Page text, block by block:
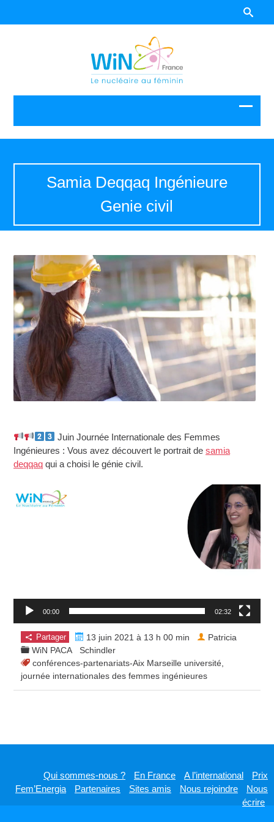
Samia Deqqaq Ingénieure
Genie civil
Juin Journée Internationale des Femmes
Ingénieures : Vous avez découvert le portrait desamia
deqqaq qui a choisi le génie civil.
vidéo
00:00 02:32
Partager
13 juin 2021 à 13 h 00 min
WiN PACA
conférences-partenariats-Aix Marseille université,
journée internationales des femmes ingénieures
Patricia
Schindler
Qui sommes-nous ? En France A l’international
Prix
Fem’Energia
Partenaires Sites amis Nous rejoindre
Nous
écrire